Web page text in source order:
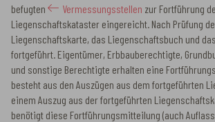
befugten
Vermessungsstellen zur Fortführung
Liegenschaftskataster eingereicht. Nach Prüfung
Liegenschaftskarte, das Liegenschaftsbuch und
fortgeführt. Eigentümer, Erbbauberechtigte,
und sonstige Berechtigte erhalten eine
besteht aus den Auszügen aus dem fortgeführten
einem Auszug aus der fortgeführten
benötigt diese Fortführungsmitteilung (auch